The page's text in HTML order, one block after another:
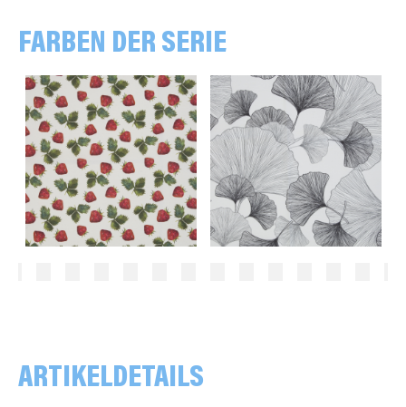
FARBEN DER SERIE
ARTIKELDETAILS